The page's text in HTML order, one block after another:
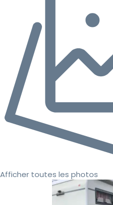
Afficher toutes les photos